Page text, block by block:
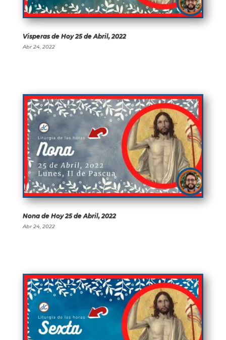
Visperas de Hoy 25 de Abril, 2022
Abr 24, 2022
Nona de Hoy 25 de Abril, 2022
Abr 24, 2022